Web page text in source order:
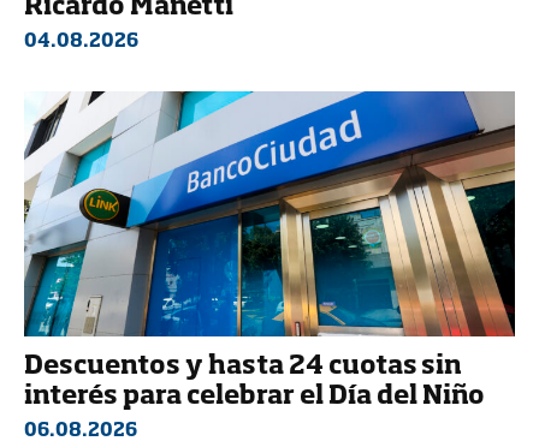
Ricardo Manetti
04.08.2026
Descuentos y hasta 24 cuotas sin
interés para celebrar el Día del Niño
06.08.2026